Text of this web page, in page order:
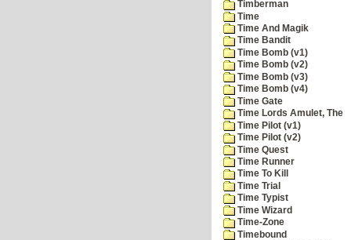
Timberman
Time
Time And Magik
Time Bandit
Time Bomb (v1)
Time Bomb (v2)
Time Bomb (v3)
Time Bomb (v4)
Time Gate
Time Lords Amulet, The
Time Pilot (v1)
Time Pilot (v2)
Time Quest
Time Runner
Time To Kill
Time Trial
Time Typist
Time Wizard
Time-Zone
Timebound